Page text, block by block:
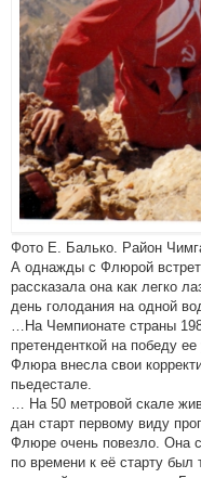
Фото Е. Балько. Район
А однажды с Флюрой
рассказала она как легко
день голодания на одной
…На Чемпионате страны
претенденткой на победу
Флюра внесла свои
пьедестале.
… На 50 метровой скале
дан старт первому виду
Флюре очень повезло. Она
по времени к её старту был